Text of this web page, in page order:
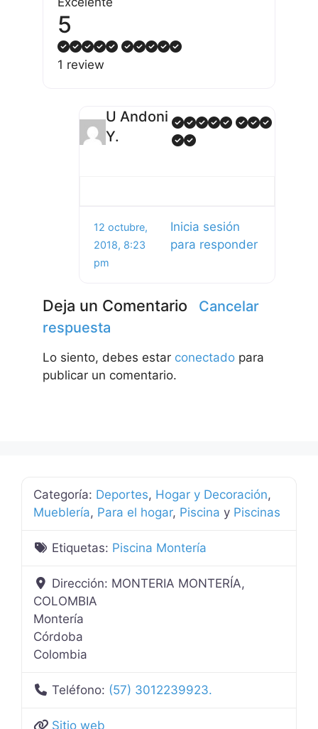
5
1 review
U Andoni
Y.
12 octubre,
2018, 8:23
pm
Inicia sesión
para responder
Deja un Comentario
Cancelar
respuesta
Lo siento, debes estar conectado para
publicar un comentario.
Categoría: Deportes, Hogar y Decoración,
Mueblería, Para el hogar, Piscina y Piscinas
Etiquetas: Piscina Montería
Dirección: MONTERIA MONTERÍA,
COLOMBIA
Montería
Córdoba
Colombia
Teléfono: (57) 3012239923.
Sitio web